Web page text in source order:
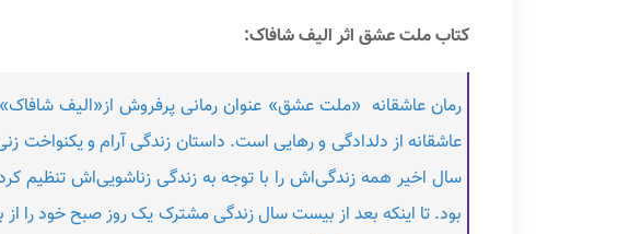
کتاب ملت عشق اثر الیف شافاک:
رمان عاشقانه «ملت عشق» عنوان رمانی پرفروش از«الیف
عاشقانه از دلدادگی و رهایی است. داستان زندگی آرام و
سال اخیر همه زندگی‌اش را با توجه به زندگی زناشویی‌اش تنظیم
بود. تا اینکه بعد از بیست سال زندگی مشترک یک روز صبح خود را از